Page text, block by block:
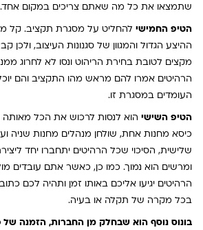
שתמצאו את כל מה שאתם צריכים במקום אחד.
הטיפ החמישי להחליט על מסגרת תקציב. קל
ההיצע הגדול והמגוון של סגנונות העיצוב, ולכן
מקצים לטובת בחירת הריהוט ונסו לא לחרוג
הרהיטים אמרו להם מראש מהו התקציב והם
העומדים במסגרת זו.
הטיפ השישי הוא לנסות לרכוש את הכל
כיסא מחנות אחת, שולחן מנהלים מחנות שניה
שלישית, הסיכוי שכל הרהיטים יתחברו יחד
ומרשים הוא נמוך. כמו כן, כאשר אתם עובדים
הרהיטים יגיעו אליכם באותו זמן ותהיה לכם
בכל מקרה של תקלה או בעיה.
בונוס נוסף הוא שבחלק מן החברות, הזמנה של